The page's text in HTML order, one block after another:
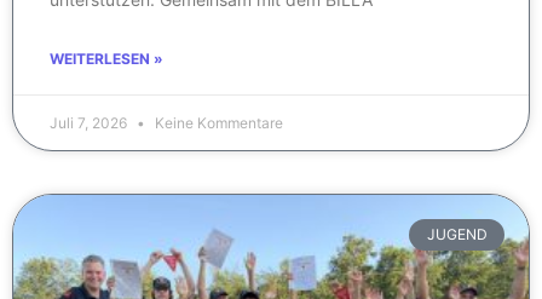
WEITERLESEN »
Juli 7, 2026 Keine Kommentare
JUGEND